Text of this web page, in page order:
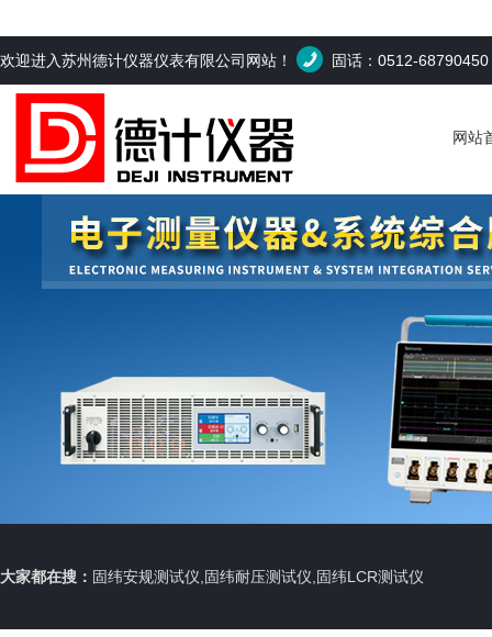
欢迎进入苏州德计仪器仪表有限公司网站！ 固话：0512-68790450
网站
大家都在搜： 固纬安规测试仪,固纬耐压测试仪,固纬LCR测试仪